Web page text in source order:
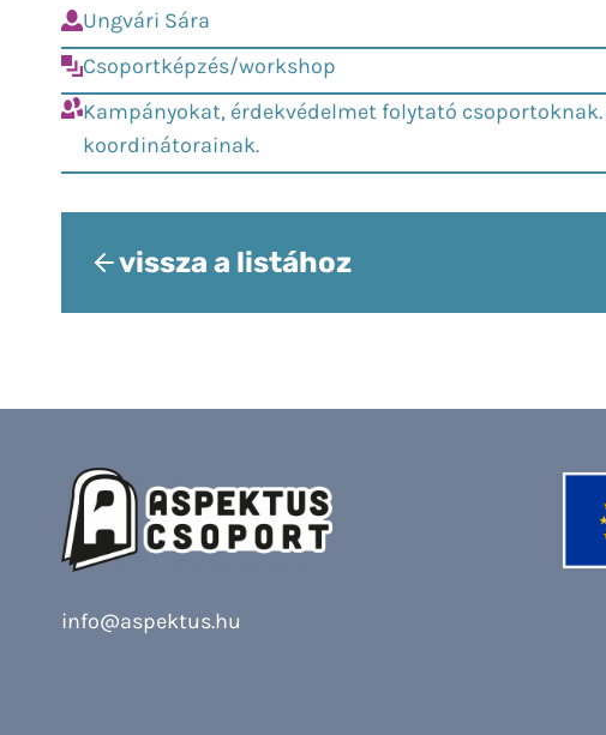
Ungvári Sára
Csoportképzés/workshop
Kampányokat, érdekvédelmet folytató csoportoknak.
koordinátorainak.
vissza a listához
info@aspektus.hu